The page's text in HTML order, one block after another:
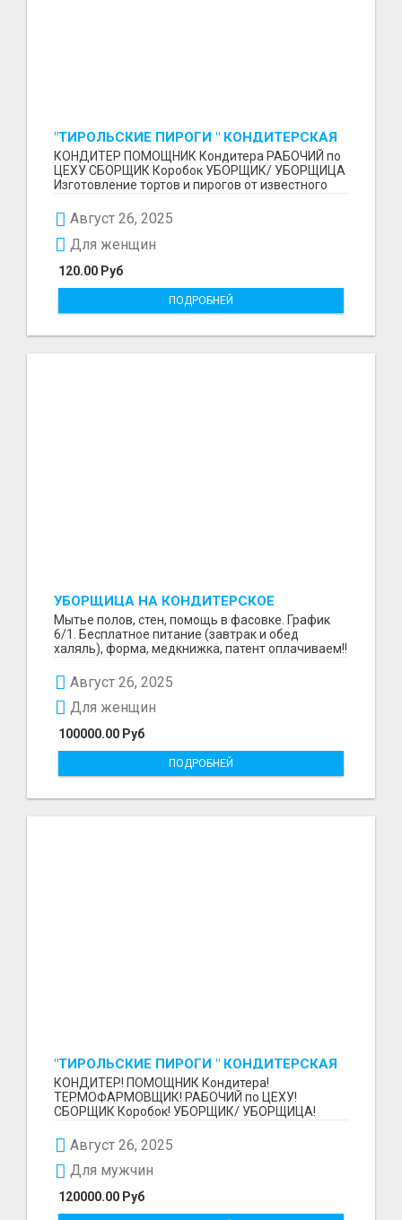
"ТИРОЛЬСКИЕ ПИРОГИ " КОНДИТЕРСКАЯ
ФАБРИКА "КРУГ "
КОНДИТЕР ПОМОЩНИК Кондитера РАБОЧИЙ по
ЦЕХУ СБОРЩИК Коробок УБОРЩИК/ УБОРЩИЦА
Изготовление тортов и пирогов от известного
Август 26, 2025
120.00 Руб
Для женщин
ПОДРОБНЕЙ
УБОРЩИЦА НА КОНДИТЕРСКОЕ
ПРОИЗВОДСТВО (МАРЬИНО/КУРЬЯНОВО)
Мытье полов, стен, помощь в фасовке. График
6/1. Бесплатное питание (завтрак и обед
халяль), форма, медкнижка, патент оплачиваем!!
Август 26, 2025
100000.00 Руб
Для женщин
ПОДРОБНЕЙ
"ТИРОЛЬСКИЕ ПИРОГИ " КОНДИТЕРСКАЯ
ФАБРИКА "КРУГ "
КОНДИТЕР! ПОМОЩНИК Кондитера!
ТЕРМОФАРМОВЩИК! РАБОЧИЙ по ЦЕХУ!
СБОРЩИК Коробок! УБОРЩИК/ УБОРЩИЦА!
Август 26, 2025
120000.00 Руб
Для мужчин